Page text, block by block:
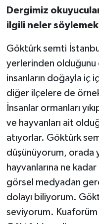
Dergimiz
ilgili neler
Göktürk semti
yerlerinden
insanların doğayla iç
diğer ilçelere de
İnsanlar ormanları
ve hayvanları ait
atıyorlar. Göktürk
düşünüyorum, orada
hayvanlarına ne
görsel medyadan
dolayı biliyorum.
seviyorum. Kuaforüm